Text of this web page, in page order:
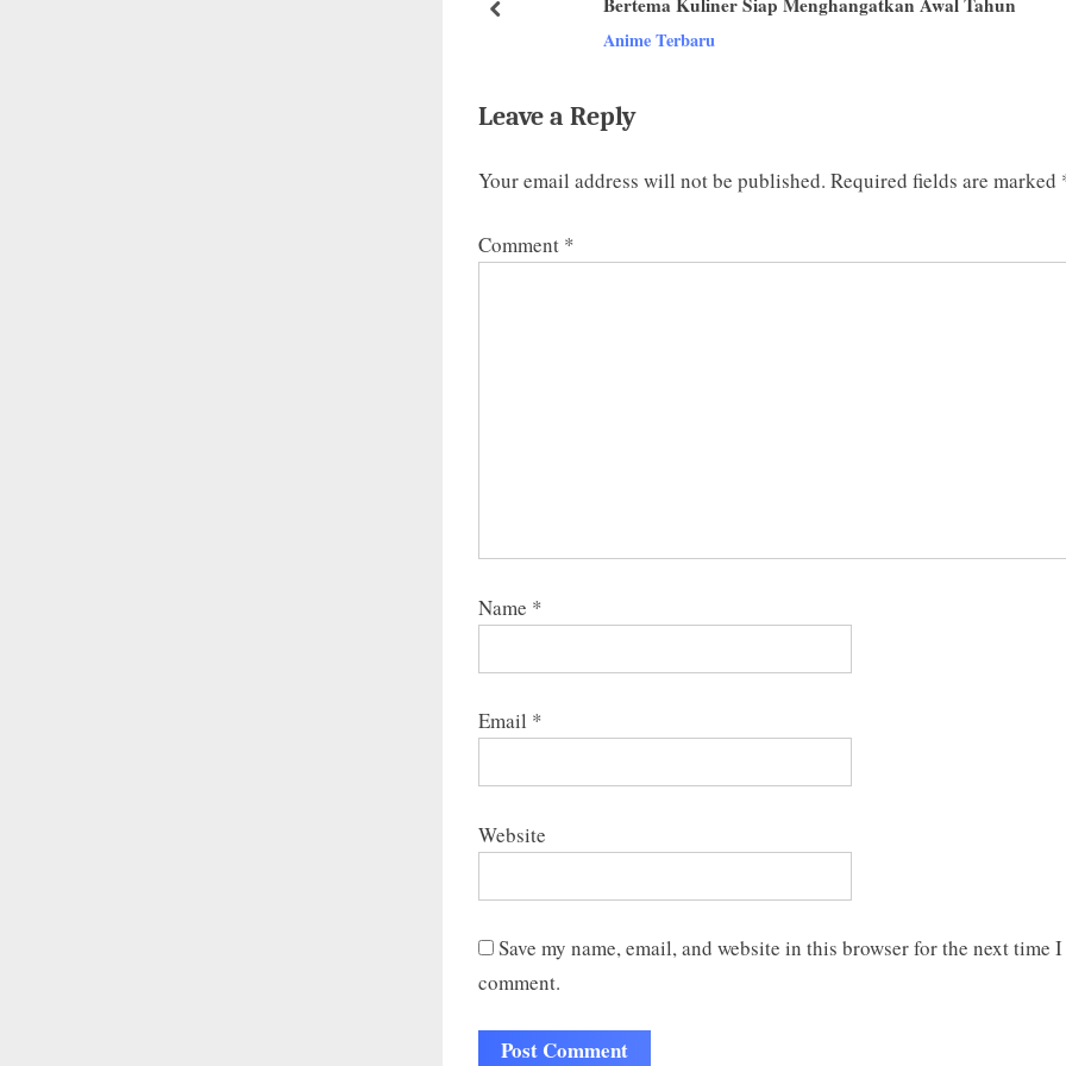
s
s
:
t
Anime Terbaru
prev
Leave a Reply
Your email address will not be published. Required fields are marked
Comment *
Name *
Email *
Website
Save my name, email, and website in this browser for the next time I
comment.